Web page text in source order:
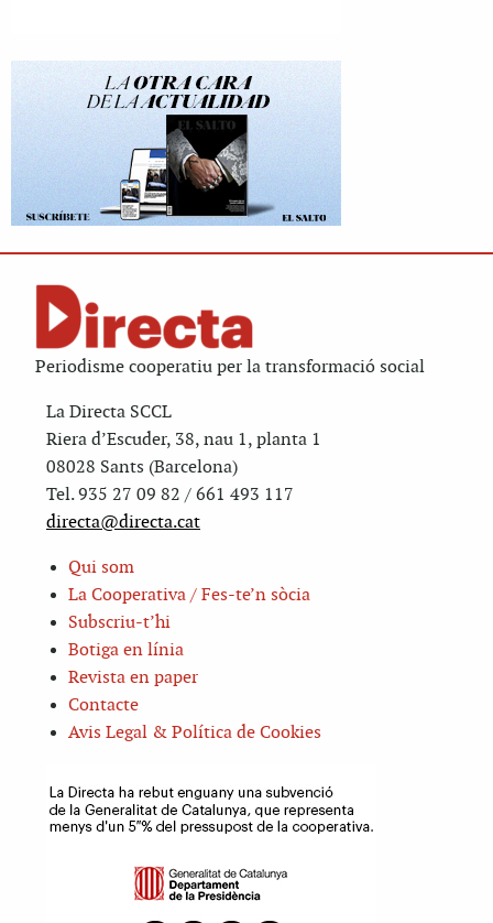
Periodisme cooperatiu per la transformació social
La Directa SCCL
Riera d’Escuder, 38, nau 1, planta 1
08028 Sants (Barcelona)
Tel. 935 27 09 82 / 661 493 117
directa@directa.cat
Qui som
La Cooperativa / Fes-te’n sòcia
Subscriu-t’hi
Botiga en línia
Revista en paper
Contacte
Avis Legal & Política de Cookies